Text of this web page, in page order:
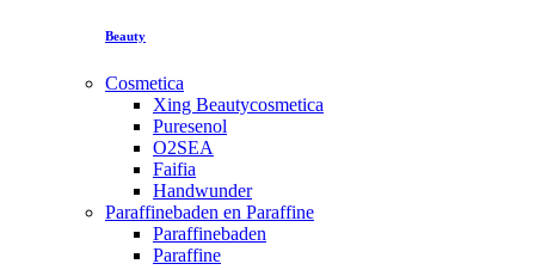
Beauty
Cosmetica
Xing Beautycosmetica
Puresenol
O2SEA
Faifia
Handwunder
Paraffinebaden en Paraffine
Paraffinebaden
Paraffine